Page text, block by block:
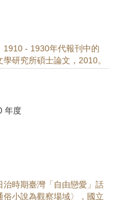
1910 - 1930年代報刊中的
研究所碩士論文，2010。
年度
治時期臺灣「自由戀愛」話
小說為觀察場域〉，國立